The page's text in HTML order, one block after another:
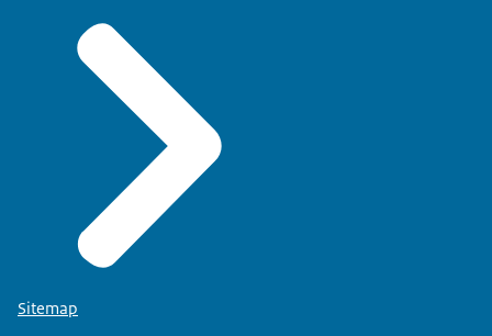
Sitemap